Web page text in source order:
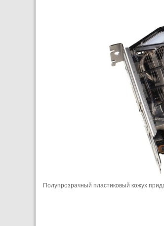
Полупрозрачный пластиковый кожух